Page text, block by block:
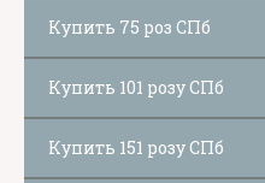
Купить 75 роз СПб
Купить 101 розу СПб
Купить 151 розу СПб